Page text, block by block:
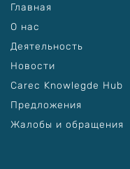
Главная
О нас
Деятельность
Новости
Carec Knowlegde Hub
Предложения
Жалобы и обращения